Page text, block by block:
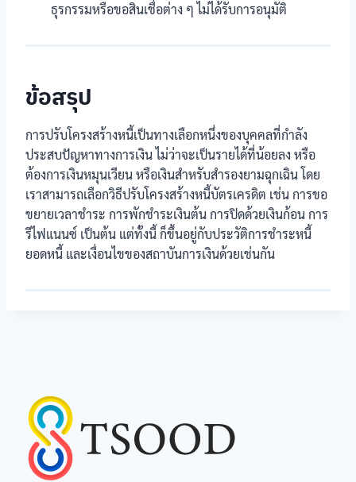
ธุรกรรมหรือขอสินเชื่อต่าง ๆ ไม่ได้รับการอนุมัติ
ข้อสรุป
การปรับโครงสร้างหนี้เป็นทางเลือกหนึ่งของบุคคลที่กำลัง
ประสบปัญหาทางการเงิน ไม่ว่าจะเป็นรายได้ที่น้อยลง หรือ
ต้องการเงินหมุนเวียน หรือเงินสำหรับสำรองยามฉุกเฉิน โดย
เราสามารถเลือกวิธีปรับโครงสร้างหนี้บัตรเครดิต เช่น การขอ
ขยายเวลาชำระ การพักชำระเงินต้น การปิดด้วยเงินก้อน การ
รีไฟแนนซ์ เป็นต้น แต่ทั้งนี้ ก็ขึ้นอยู่กับประวัติการชำระหนี้
ยอดหนี้ และเงื่อนไขของสถาบันการเงินด้วยเช่นกัน